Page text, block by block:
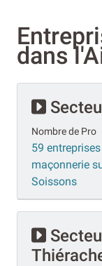
dans
Nombre de Pro
59
maçonnerie
Soissons